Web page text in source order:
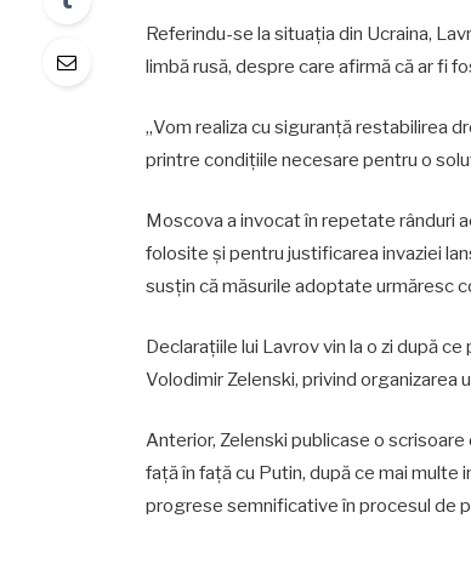
Referindu-se la situația din Ucraina,
limbă rusă, despre care afirmă că ar fi
„Vom realiza cu siguranță restabilirea
printre condițiile necesare pentru o
Moscova a invocat în repetate rânduri
folosite și pentru justificarea invaziei
susțin că măsurile adoptate urmăresc
Declarațiile lui Lavrov vin la o zi după
Volodimir Zelenski, privind organizarea
Anterior, Zelenski publicase o
față în față cu Putin, după ce mai
progrese semnificative în procesul de